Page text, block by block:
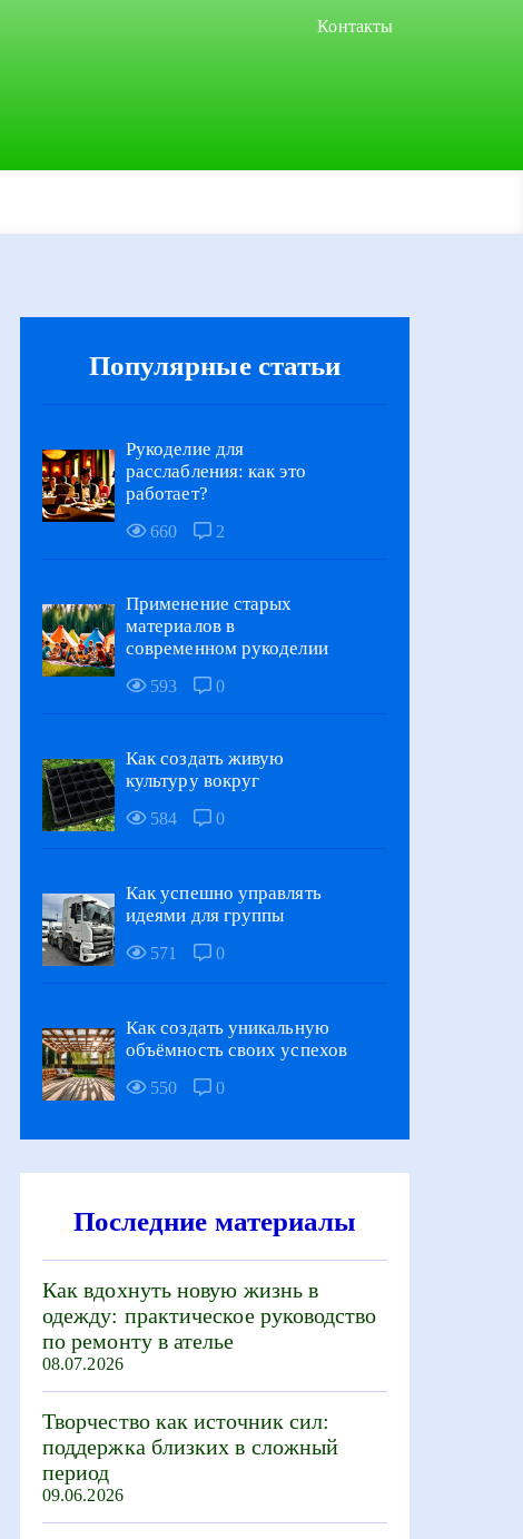
Контакты
Популярные статьи
Рукоделие для
расслабления: как это
работает?
660 2
Применение старых
материалов в
современном рукоделии
593 0
Как создать живую
культуру вокруг
584 0
Как успешно управлять
идеями для группы
571 0
Как создать уникальную
объёмность своих успехов
550 0
Последние материалы
Как вдохнуть новую жизнь в
одежду: практическое руководство
по ремонту в ателье
08.07.2026
Творчество как источник сил:
поддержка близких в сложный
период
09.06.2026